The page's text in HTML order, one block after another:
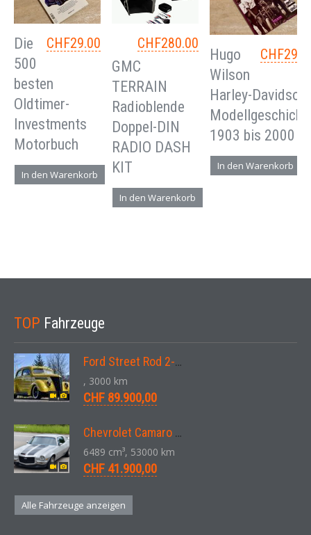
CHF29.00
Die
500
besten
Oldtimer-
Investments
Motorbuch
In den Warenkorb
CHF280.00
GMC
TERRAIN
Radioblende
Doppel-DIN
RADIO DASH
KIT
In den Warenkorb
CHF
Hugo
Wilson
Harley-Davidson
1903 bis 2000
In den Warenkorb
TOP Fahrzeuge
Ford Street Rod 2-Door V8 Aut. 1937
, 3000 km
CHF 89.900,00
Chevrolet Camaro SS 396 LS3 Coupe Aut. 1971
6489 cm³, 53000 km
CHF 41.900,00
Alle Fahrzeuge anzeigen